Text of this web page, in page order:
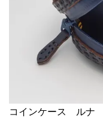
コインケース ルナ